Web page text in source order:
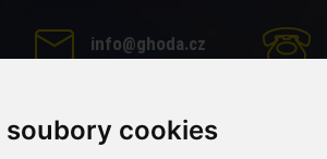
soubory cookies
info@ghoda.cz